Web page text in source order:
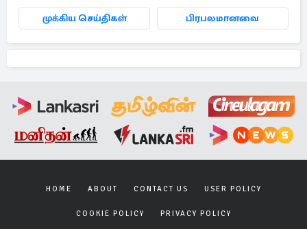
முக்கிய செய்திகள் பிரபலமானவை
HOME ABOUT CONTACT US USER POLICY
COOKIE POLICY PRIVACY POLICY